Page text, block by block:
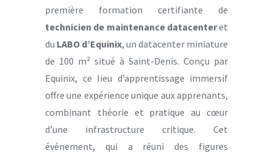
première formation certifiante de
technicien de maintenance datacenteret
du LABO d’Equinix, un datacenter miniature
de 100 m² situé à Saint-Denis. Conçu par
Equinix, ce lieu d’apprentissage immersif
offre une expérience unique aux apprenants,
combinant théorie et pratique au cœur
d’une infrastructure critique. Cet
événement, qui a réuni des figures